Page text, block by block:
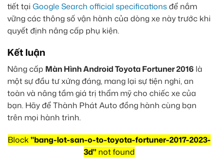
tiết tại Google Search official specificationsđể nắm
vững các thông số vận hành của dòng xe này trước khi
quyết định nâng cấp phụ kiện.
Kết luận
Nâng cấp Màn Hình Android Toyota Fortuner 2016 là
một sự đầu tư xứng đáng, mang lại sự tiện nghi, an
toàn và nâng tầm giá trị thẩm mỹ cho chiếc xe của
bạn. Hãy để Thành Phát Auto đồng hành cùng bạn
trên mọi hành trình.
Block"bang-lot-san-o-to-toyota-fortuner-2017-2023-
3d"not found